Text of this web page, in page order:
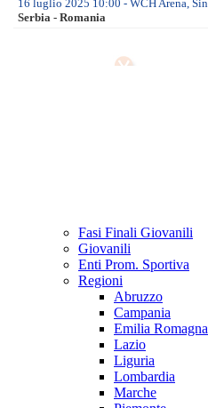
Enti Promozione Sp.
CSEN
Fasi Finali Giovanili
Giovanili
Enti Prom. Sportiva
Regioni
Abruzzo
Campania
Emilia Romagna
Lazio
Liguria
Lombardia
Marche